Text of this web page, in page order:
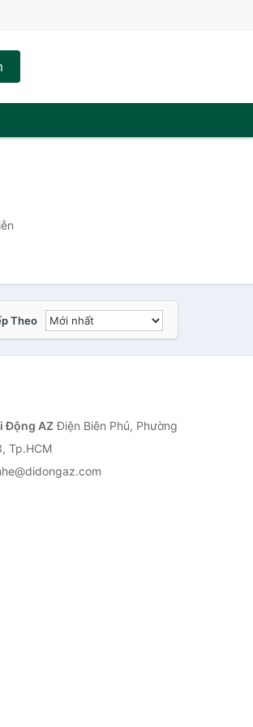
Theo
Động AZĐiện Biên Phủ, Phường
Tp.HCM